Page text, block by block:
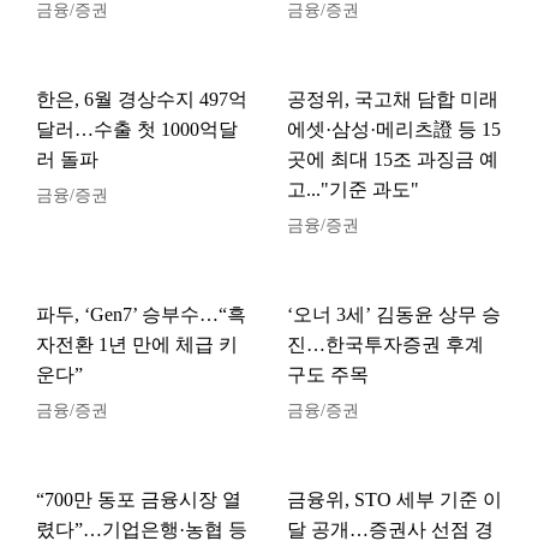
금융/증권 금융/증권
한은, 6월 경상수지 497억
달러…수출 첫 1000억달
러 돌파
금융/증권
공정위, 국고채 담합 미래
에셋·삼성·메리츠證 등 15
곳에 최대 15조 과징금 예
고..."기준 과도"
금융/증권
파두, ‘Gen7’ 승부수…“흑
자전환 1년 만에 체급 키
운다”
금융/증권
‘오너 3세’ 김동윤 상무 승
진…한국투자증권 후계
구도 주목
금융/증권
“700만 동포 금융시장 열
렸다”…기업은행·농협 등
금융위, STO 세부 기준 이
달 공개…증권사 선점 경